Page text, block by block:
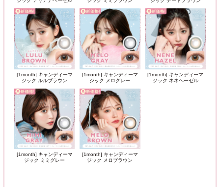
[1month] キャンディーマ
ジック ルルブラウン
[1month] キャンディーマ
ジック メログレー
[1month] キャンディーマ
ジック ネネヘーゼル
[1month] キャンディーマ
ジック ミミグレー
[1month] キャンディーマ
ジック メロブラウン